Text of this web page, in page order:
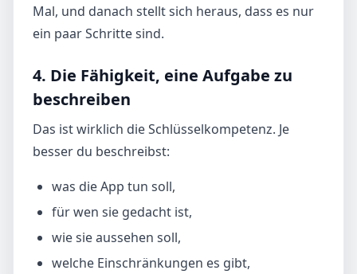
Mal, und danach stellt sich heraus, dass es nur
ein paar Schritte sind.
4. Die Fähigkeit, eine Aufgabe zu
beschreiben
Das ist wirklich die Schlüsselkompetenz. Je
besser du beschreibst:
was die App tun soll,
für wen sie gedacht ist,
wie sie aussehen soll,
welche Einschränkungen es gibt,